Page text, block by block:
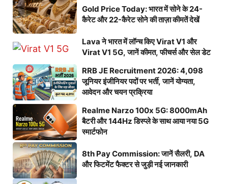
Gold Price Today: भारत में सोने के 24-
कैरेट और 22-कैरेट सोने की ताज़ा कीमतें देखें
Lava ने भारत में लॉन्च किए Virat V1 और
Virat V1 5G, जानें कीमत, फीचर्स और सेल डेट
RRB JE Recruitment 2026: 4,098
जूनियर इंजीनियर पदों पर भर्ती, जानें योग्यता,
आवेदन और चयन प्रक्रिया
Realme Narzo 100x 5G: 8000mAh
बैटरी और 144Hz डिस्प्ले के साथ आया नया 5G
स्मार्टफोन
8th Pay Commission: जानें सैलरी, DA
और फिटमेंट फैक्टर से जुड़ी नई जानकारी